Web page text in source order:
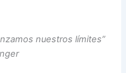
nuestros límites”